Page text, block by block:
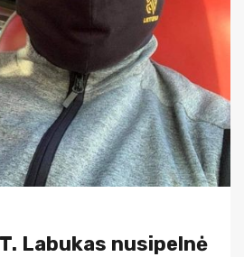
Labukas nusipelnė